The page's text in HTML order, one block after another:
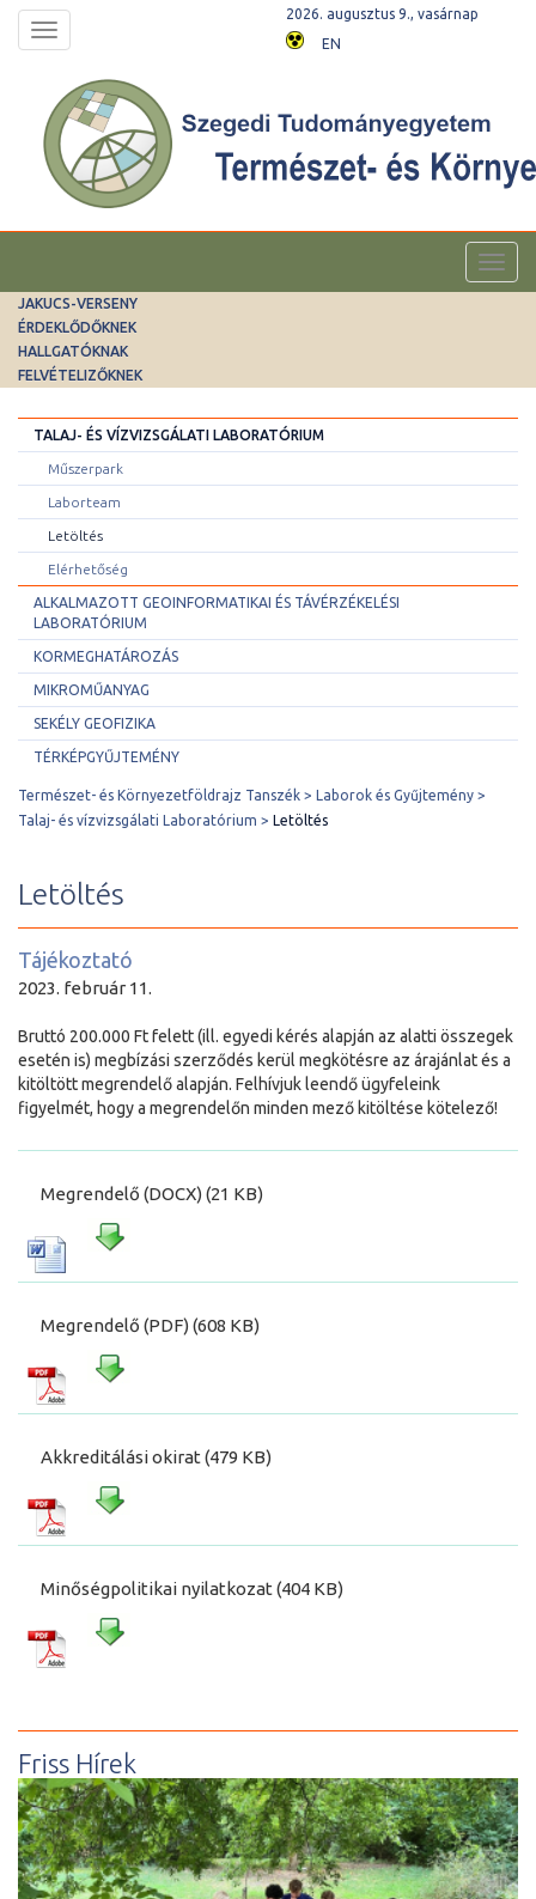
Toggle
navigation
2026. augusztus 9., vasárnap
EN
JAKUCS-VERSENY
ÉRDEKLŐDŐKNEK
HALLGATÓKNAK
FELVÉTELIZŐKNEK
TALAJ- ÉS VÍZVIZSGÁLATI LABORATÓRIUM
Műszerpark
Laborteam
Letöltés
Elérhetőség
ALKALMAZOTT GEOINFORMATIKAI ÉS TÁVÉRZÉKELÉSI
LABORATÓRIUM
KORMEGHATÁROZÁS
MIKROMŰANYAG
SEKÉLY GEOFIZIKA
TÉRKÉPGYŰJTEMÉNY
Természet- és Környezetföldrajz Tanszék
Laborok és Gyűjtemény
Talaj- és vízvizsgálati Laboratórium
Letöltés
Letöltés
Tájékoztató
2023. február 11.
Bruttó 200.000 Ft felett (ill. egyedi kérés alapján az alatti összegek
esetén is) megbízási szerződés kerül megkötésre az árajánlat és a
kitöltött megrendelő alapján. Felhívjuk leendő ügyfeleink
figyelmét, hogy a megrendelőn minden mező kitöltése kötelező!
Megrendelő (DOCX) (21 KB)
Megrendelő (PDF) (608 KB)
Akkreditálási okirat (479 KB)
Minőségpolitikai nyilatkozat (404 KB)
Friss Hírek